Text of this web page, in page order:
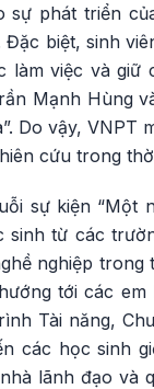
sự phát triển
biệt, sinh
làm việc và giữ
Mạnh Hùng
Do vậy, VNPT
cứu trong
sự kiện “Một
sinh từ các
nghiệp trong
tới các
Tài năng,
các học sinh
lãnh đạo và